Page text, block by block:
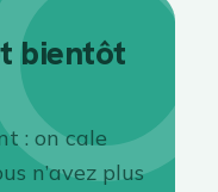
bientôt
: on cale
n’avez plus